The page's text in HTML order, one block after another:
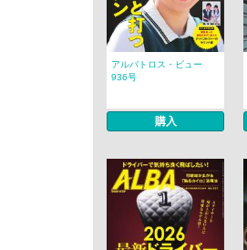
アルバトロス・ビュー
936号
購入